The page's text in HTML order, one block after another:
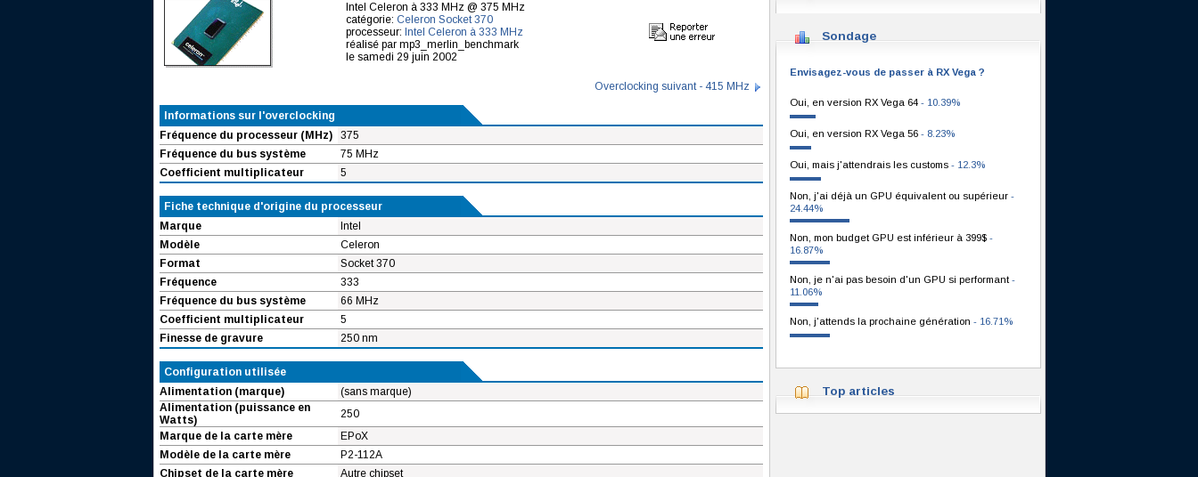
Intel Celeron à 333 MHz @ 375 MHz
catégorie: Celeron Socket 370
processeur: Intel Celeron à 333 MHz
réalisé par mp3_merlin_benchmark
le samedi 29 juin 2002
Overclocking suivant - 415 MHz
Informations sur l'overclocking
Fréquence du processeur (MHz)
375
Fréquence du bus système
75 MHz
Coefficient multiplicateur
5
Fiche technique d'origine du processeur
Marque
Intel
Modèle
Celeron
Format
Socket 370
Fréquence
333
Fréquence du bus système
66 MHz
Coefficient multiplicateur
5
Finesse de gravure
250 nm
Configuration utilisée
Alimentation (marque)
(sans marque)
Alimentation (puissance en
Watts)
250
Marque de la carte mère
EPoX
Modèle de la carte mère
P2-112A
Chipset de la carte mère
Autre chipset
Sondage
Envisagez-vous de passer à RX Vega ?
Oui, en version RX Vega 64 - 10.39%
Oui, en version RX Vega 56 - 8.23%
Oui, mais j'attendrais les customs - 12.3%
Non, j'ai déjà un GPU équivalent ou supérieur -
24.44%
Non, mon budget GPU est inférieur à 399$ -
16.87%
Non, je n'ai pas besoin d'un GPU si performant -
11.06%
Non, j'attends la prochaine génération - 16.71%
Top articles